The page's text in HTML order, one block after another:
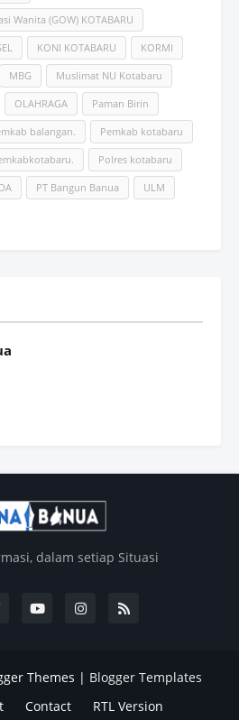
Wanita (GOW) KOTABARU
KONI KOTABARU KORMI
MBG Muslimat NU Kotabaru
OLAHRAGA Paman Birin
balangan. Pemkab kotabaru
Polres kotabaru
PT Bangun Banua ULM
dalam setiap Situasi
Themes | Blogger Templates
Contact RTL Version